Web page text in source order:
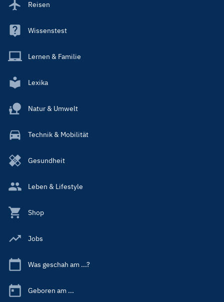
Reisen
Wissenstest
Lernen & Familie
Lexika
Natur & Umwelt
Technik & Mobilität
Gesundheit
Leben & Lifestyle
Shop
Jobs
Was geschah am ...?
Geboren am ...